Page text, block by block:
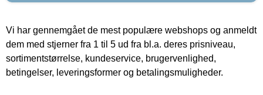
Vi har gennemgået de mest populære webshops og anmeldt
dem med stjerner fra 1 til 5 ud fra bl.a. deres prisniveau,
sortimentstørrelse, kundeservice, brugervenlighed,
betingelser, leveringsformer og betalingsmuligheder.